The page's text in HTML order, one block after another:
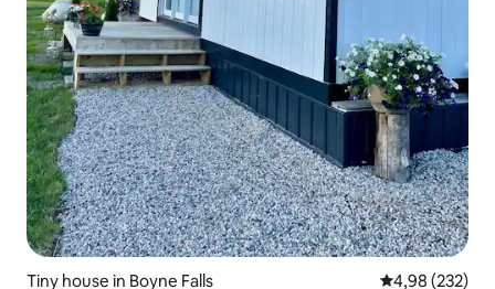
Tiny house in Boyne Falls Gemiddelde
4,98 (232)